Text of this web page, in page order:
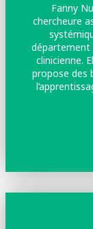
Fanny
chercheure
département
clinicienne.
propose des
ils